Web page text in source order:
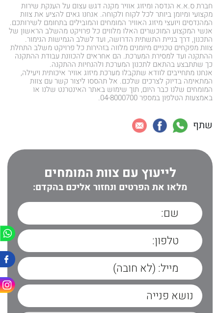
חברת ס.א.א הנדסה ומיזוג אוויר מקנה דגש עצום על הענקת שירות
מקצועי ומיומן ביותר לכל לקוח ולקוחה. אנחנו גאים להציע את צוות
המהנדסים ויועצי מיזוג האוויר המומחים והמובילים בתחומם לשירותכם.
אנשי המקצוע המוכשרים האלו מלווים כל פרויקט מהשלב הראשון של
התכנון, דרך בניית התשתית הדרושה, ועד לשלב הגמישות הגימור.
צוות מפקחים טכניים מיומנים מלווה בזהירות כל פרויקט משלב התחלת
ההתקנה ועד למסירת המערכת. הם אחראים להכוונת עבודת ההתקנה
כך שתתבצע בהתאם לתכנון המערכת ולהנחיות ההתקנה.
אנחנו מתחייבים לוודא שתקבלו מערכת מיזוג אוויר איכותית ויעילה,
המתאימה בדיוק לצרכים שלכם. אל תהססו ליצור קשר עם צוות
המומחים שלנו כבר היום, תוך שימוש באתר האינטרנט שלנו או
באמצעות הטלפון במספר 04-8000700.
שתף
לייעוץ עם צוות המומחים
מלאו את הפרטים ונחזור אליכם בהקדם: